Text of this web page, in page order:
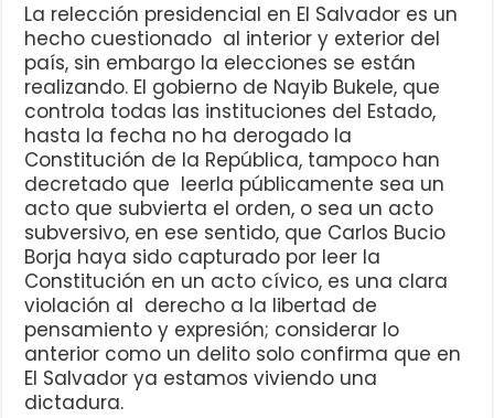
La relección presidencial en El Salvador es un
hecho cuestionado al interior y exterior del
país, sin embargo la elecciones se están
realizando. El gobierno de Nayib Bukele, que
controla todas las instituciones del Estado,
hasta la fecha no ha derogado la
Constitución de la República, tampoco han
decretado que leerla públicamente sea un
acto que subvierta el orden, o sea un acto
subversivo, en ese sentido, que Carlos Bucio
Borja haya sido capturado por leer la
Constitución en un acto cívico, es una clara
violación al derecho a la libertad de
pensamiento y expresión; considerar lo
anterior como un delito solo confirma que en
El Salvador ya estamos viviendo una
dictadura.